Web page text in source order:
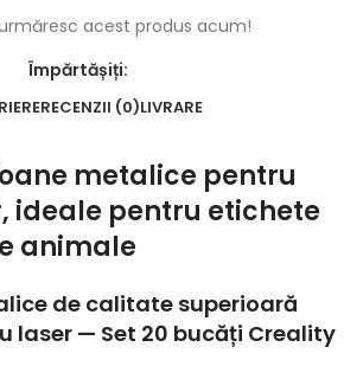
acest produs acum!
Împărtășiți:
RECENZII (0)LIVRARE
metalice pentru
ideale pentru etichete
animale
de calitate superioară
laser — Set 20 bucăți Creality